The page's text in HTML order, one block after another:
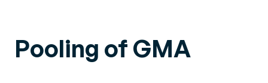
Pooling of GMA